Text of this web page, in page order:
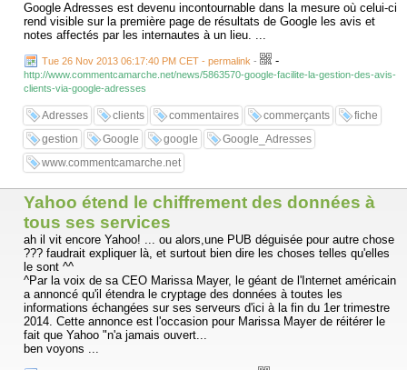
Google Adresses est devenu incontournable dans la mesure où celui-ci
rend visible sur la première page de résultats de Google les avis et
notes affectés par les internautes à un lieu. ...
Tue 26 Nov 2013 06:17:40 PM CET - permalink - -
http://www.commentcamarche.net/news/5863570-google-facilite-la-gestion-des-avis-
clients-via-google-adresses
Adresses clients commentaires commerçants
fiche
gestion
Google google
Google_Adresses
www.commentcamarche.net
Yahoo étend le chiffrement des données à
tous ses services
ah il vit encore Yahoo! ... ou alors,une PUB déguisée pour autre chose
??? faudrait expliquer là, et surtout bien dire les choses telles qu'elles
le sont ^^
^Par la voix de sa CEO Marissa Mayer, le géant de l'Internet américain
a annoncé qu'il étendra le cryptage des données à toutes les
informations échangées sur ses serveurs d'ici à la fin du 1er trimestre
2014. Cette annonce est l'occasion pour Marissa Mayer de réitérer le
fait que Yahoo "n'a jamais ouvert...
ben voyons ...